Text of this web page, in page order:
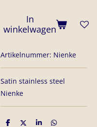
In
winkelwagen
Artikelnummer: Nienke
Satin stainless steel
Nienke
D
D
S
D